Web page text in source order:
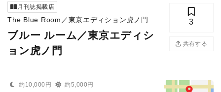
月刊誌掲載店
The Blue Room／東京エディション虎ノ門
ブルー ルーム／東京エディシ
ョン虎ノ門
3
共有する
約10,000円
約5,000円